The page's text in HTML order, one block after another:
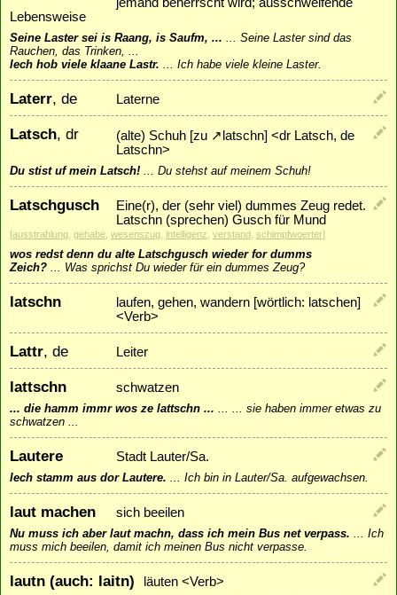
jemand beherrscht wird; ausschweifende
Lebensweise
Seine Laster sei is Raang, is Saufm, ... ... Seine Laster sind das
Rauchen, das Trinken, ...
Iech hob viele klaane Lastr. ... Ich habe viele kleine Laster.
Laterr, de Laterne
Latsch, dr (alte) Schuh [zu ↗ latschn] <dr Latsch, de
Latschn>
Du stist uf mein Latsch! ... Du stehst auf meinem Schuh!
Latschgusch
Eine(r), der (sehr viel) dummes Zeug redet.
Latschn (sprechen) Gusch für Mund
[ausstrahlung, gehabe, wesenszug, intelligenz, verstand , schimpfwoerter]
wos redst denn du alte Latschgusch wieder for dumms
Zeich? ... Was sprichst Du wieder für ein dummes Zeug?
latschn
laufen, gehen, wandern [wörtlich: latschen]
<Verb>
Lattr, de Leiter
lattschn schwatzen
... die hamm immr wos ze lattschn ... ... ... sie haben immer etwas zu
schwatzen ...
Lautere Stadt Lauter/Sa.
Iech stamm aus dor Lautere. ... Ich bin in Lauter/Sa. aufgewachsen.
laut machen sich beeilen
Nu muss ich aber laut machn, dass ich mein Bus net verpass. ... Ich
muss mich beeilen, damit ich meinen Bus nicht verpasse.
lautn (auch: laitn) läuten <Verb>